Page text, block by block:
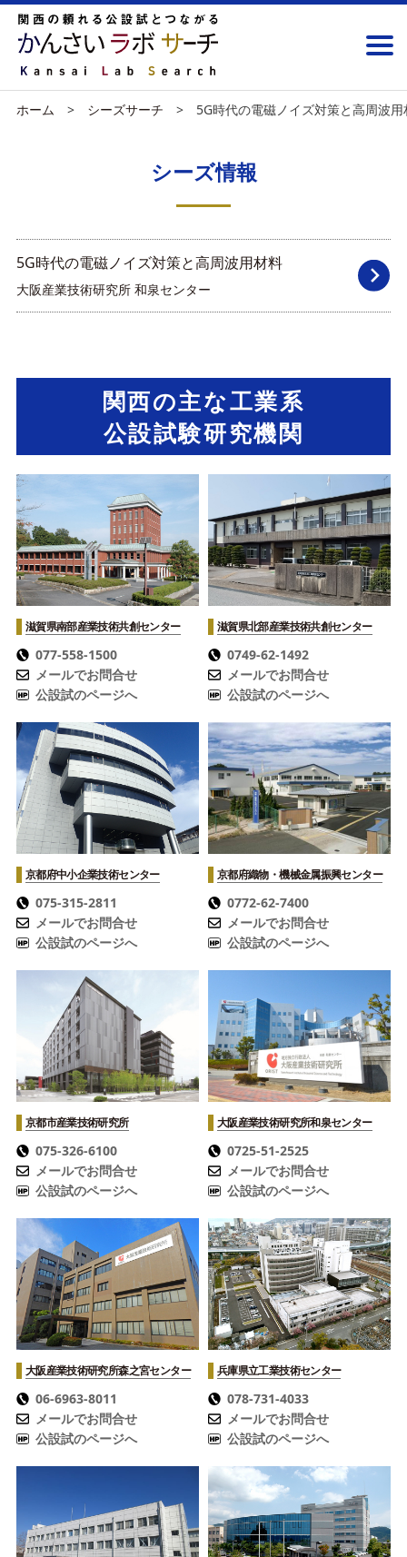
ホーム シーズサーチ 5G時代の電磁ノイズ対策と高周波用
シーズ情報
5G時代の電磁ノイズ対策と高周波用材料
大阪産業技術研究所 和泉センター
関西の主な工業系
公設試験研究機関
滋賀県南部産業技術共創センター
077-558-1500
メールでお問合せ
公設試のページへ
滋賀県北部産業技術共創センター
0749-62-1492
メールでお問合せ
公設試のページへ
京都府中小企業技術センター
075-315-2811
メールでお問合せ
公設試のページへ
京都府織物・機械金属振興センター
0772-62-7400
メールでお問合せ
公設試のページへ
京都市産業技術研究所
075-326-6100
メールでお問合せ
公設試のページへ
大阪産業技術研究所和泉センター
0725-51-2525
メールでお問合せ
公設試のページへ
大阪産業技術研究所森之宮センター
06-6963-8011
メールでお問合せ
公設試のページへ
兵庫県立工業技術センター
078-731-4033
メールでお問合せ
公設試のページへ